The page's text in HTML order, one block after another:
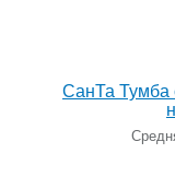
СанТа Тумба